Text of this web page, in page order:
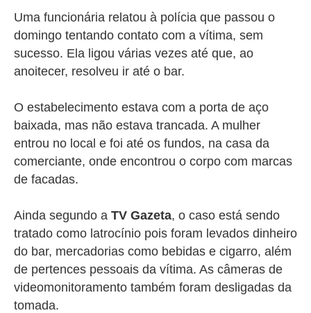
Uma funcionária relatou à polícia que passou o
domingo tentando contato com a vítima, sem
sucesso. Ela ligou várias vezes até que, ao
anoitecer, resolveu ir até o bar.
O estabelecimento estava com a porta de aço
baixada, mas não estava trancada. A mulher
entrou no local e foi até os fundos, na casa da
comerciante, onde encontrou o corpo com marcas
de facadas.
Ainda segundo a TV Gazeta, o caso está sendo
tratado como latrocínio pois foram levados dinheiro
do bar, mercadorias como bebidas e cigarro, além
de pertences pessoais da vítima. As câmeras de
videomonitoramento também foram desligadas da
tomada.